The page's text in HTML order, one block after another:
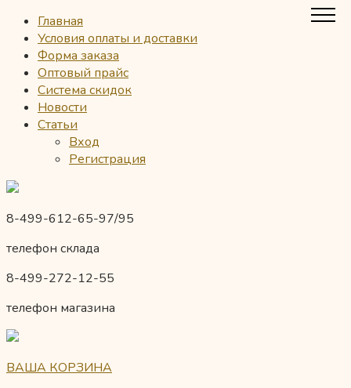
Главная
Условия оплаты и доставки
Форма заказа
Оптовый прайс
Система скидок
Новости
Статьи
Вход
Регистрация
8-499-612-65-97/95
телефон склада
8-499-272-12-55
телефон магазина
ВАША КОРЗИНА